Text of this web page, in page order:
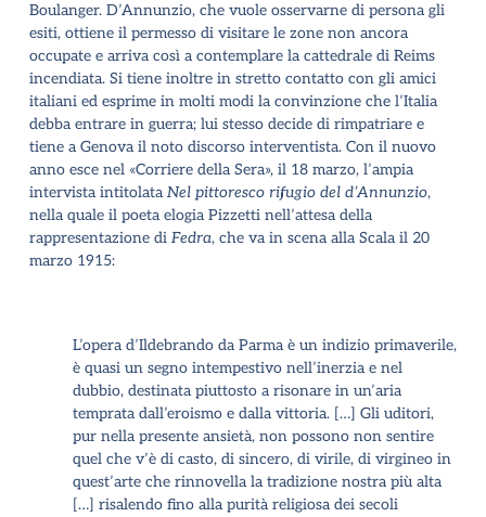
Boulanger. D’Annunzio, che vuole osservarne di persona gli
esiti, ottiene il permesso di visitare le zone non ancora
occupate e arriva così a contemplare la cattedrale di Reims
incendiata. Si tiene inoltre in stretto contatto con gli amici
italiani ed esprime in molti modi la convinzione che l’Italia
debba entrare in guerra; lui stesso decide di rimpatriare e
tiene a Genova il noto discorso interventista. Con il nuovo
anno esce nel «Corriere della Sera», il 18 marzo, l’ampia
intervista intitolata Nel pittoresco rifugio del d’Annunzio,
nella quale il poeta elogia Pizzetti nell’attesa della
rappresentazione di Fedra, che va in scena alla Scala il 20
marzo 1915:
L’opera d’Ildebrando da Parma è un indizio primaverile,
è quasi un segno intempestivo nell’inerzia e nel
dubbio, destinata piuttosto a risonare in un’aria
temprata dall’eroismo e dalla vittoria. […] Gli uditori,
pur nella presente ansietà, non possono non sentire
quel che v’è di casto, di sincero, di virile, di virgineo in
quest’arte che rinnovella la tradizione nostra più alta
[…] risalendo fino alla purità religiosa dei secoli